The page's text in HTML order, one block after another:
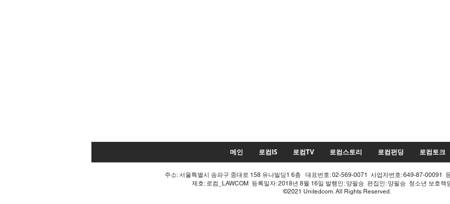
메인 로컴IS 로컴TV 로컴스토리 로컴펀딩 로컴토크
주소: 서울특별시 송파구 중대로 158 유나빌딩1 6층 대표번호: 02-569-0071 사업자번호: 649-87-00091
제호: 로컴_LAWCOM 등록일자: 2018년 8월 16일 발행인: 양필승 편집인: 양필승 청소년 보호책
©2021 Unitedcom. All Rights Reserved.